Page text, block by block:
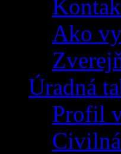
Ako
Úradná
Profil